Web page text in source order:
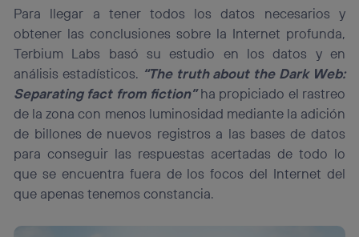
Para llegar a tener todos los datos necesarios y
obtener las conclusiones sobre la Internet profunda,
Terbium Labs basó su estudio en los datos y en
análisis estadísticos. “The truth about the Dark Web:
Separating fact from fiction” ha propiciado el rastreo
de la zona con menos luminosidad mediante la adición
de billones de nuevos registros a las bases de datos
para conseguir las respuestas acertadas de todo lo
que se encuentra fuera de los focos del Internet del
que apenas tenemos constancia.